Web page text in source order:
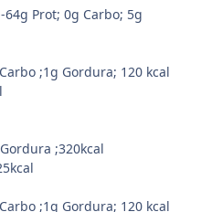
Prot; 0g Carbo; 5g
;1g Gordura; 120 kcal
;320kcal
;1g Gordura; 120 kcal